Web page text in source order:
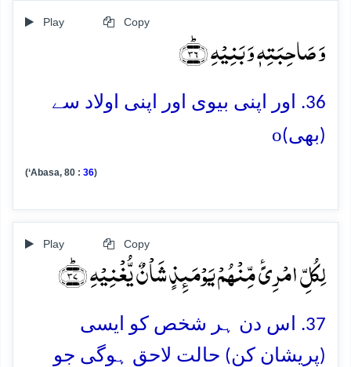
Play Copy
وَ صَاحِبَتِہٖ وَ بَنِیۡہِ ﴿ؕ۳۶﴾
36. اور اپنی بیوی اور اپنی اولاد سے
(بھی)o
(‘Abasa, 80 : 36)
Play Copy
لِکُلِّ امۡرِیًٴ مِّنۡہُمۡ یَوۡمَئِذٍ شَاۡنٌ یُّغۡنِیۡہِ ﴿ؕ۳۷﴾
37. اس دن ہر شخص کو ایسی
(پریشان کن) حالت لاحق ہوگی جو